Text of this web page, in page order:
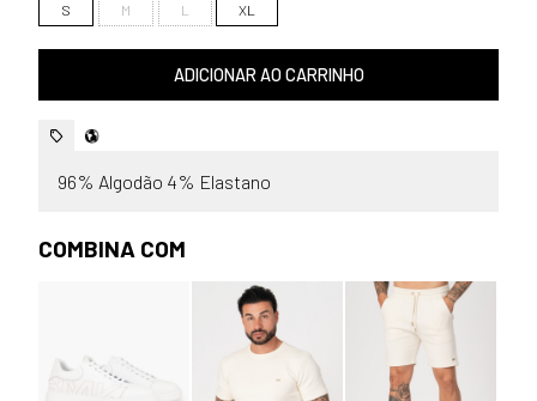
S M L XL
ADICIONAR AO CARRINHO
96% Algodão 4% Elastano
COMBINA COM